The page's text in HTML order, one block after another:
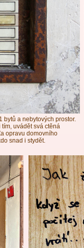
bytů a nebytových prostor.
uvádět svá ctěná
opravu domovního
snad i stydět.